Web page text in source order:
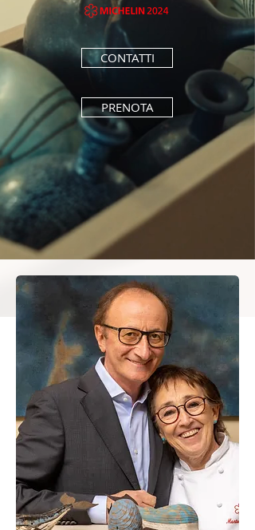
CONTATTI
PRENOTA